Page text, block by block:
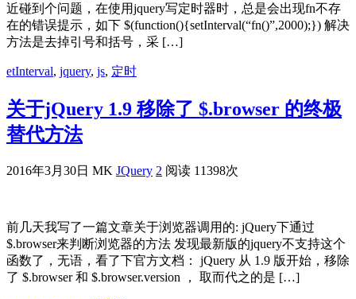
近碰到个问题，在使用jquery写定时器时，总是会出现fn不存
在的错误提示，如下 $(function(){setInterval(“fn()”,2000);}) 解决
方法是去掉引号和括号，采 […]
etInterval, jquery, js, 定时
关于jQuery 1.9 移除了 $.browser 的终极
替代方法
2016年3月30日 MK JQuery 2 阅读 11398次
前几天我写了一篇文章关于浏览器调用的: jQuery下通过
$.browser来判断浏览器的方法 发现最新版的jquery不支持这个
函数了，无语，看了下官方文档： jQuery 从 1.9 版开始，移除
了 $.browser 和 $.browser.version ， 取而代之的是 […]